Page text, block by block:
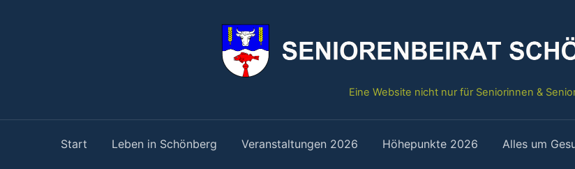
Eine Website nicht nur für Seniorinnen &
Start Leben in Schönberg Veranstaltungen 2026 Höhepunkte 2026 Alles um